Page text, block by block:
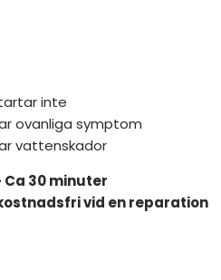
inte
ovanliga symptom
vattenskador
30 minuter
vid en reparation